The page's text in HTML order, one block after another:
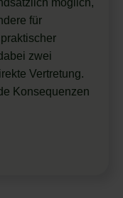
möglich,
für
zwei
Vertretung.
Konsequenzen